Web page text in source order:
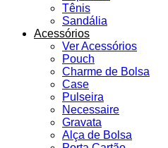
Tênis
Sandália
Acessórios
Ver Acessórios
Pouch
Charme de Bolsa
Case
Pulseira
Necessaire
Gravata
Alça de Bolsa